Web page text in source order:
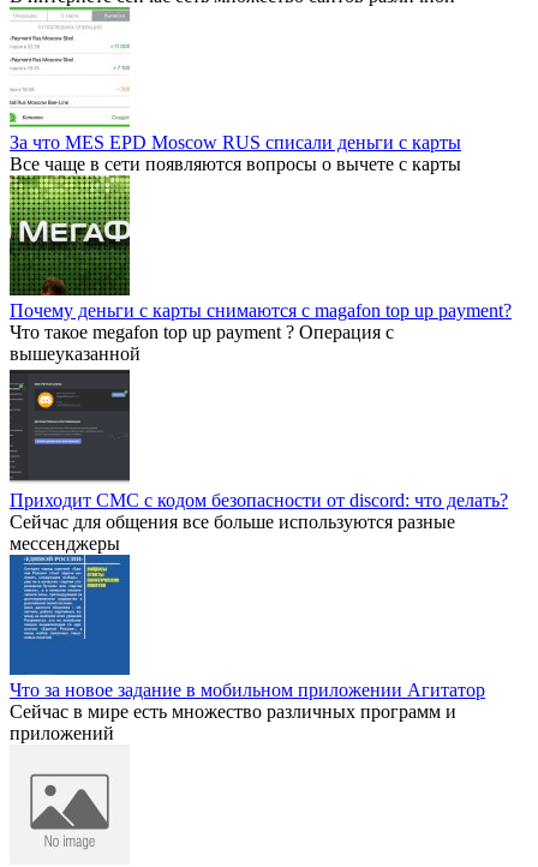
За что MES EPD Moscow RUS списали деньги с карты
Все чаще в сети появляются вопросы о вычете с карты
Почему деньги с карты снимаются с magafon top up payment?
Что такое megafon top up payment ? Операция с
вышеуказанной
Приходит СМС с кодом безопасности от discord: что делать?
Сейчас для общения все больше используются разные
мессенджеры
Что за новое задание в мобильном приложении Агитатор
Сейчас в мире есть множество различных программ и
приложений